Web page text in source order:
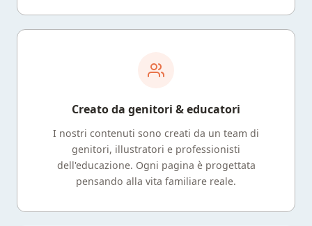
Creato da genitori & educatori
I nostri contenuti sono creati da un team di
genitori, illustratori e professionisti
dell'educazione. Ogni pagina è progettata
pensando alla vita familiare reale.